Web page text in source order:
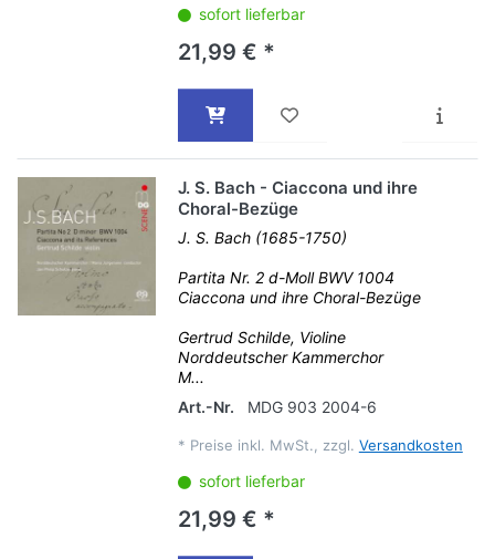
sofort lieferbar
21,99 € *
J. S. Bach - Ciaccona und ihre
Choral-Bezüge
J. S. Bach (1685-1750)
Partita Nr. 2 d-Moll BWV 1004
Ciaccona und ihre Choral-Bezüge
Gertrud Schilde, Violine
Norddeutscher Kammerchor
M...
Art.-Nr.
MDG 903 2004-6
* Preise inkl. MwSt., zzgl. Versandkosten
sofort lieferbar
21,99 € *